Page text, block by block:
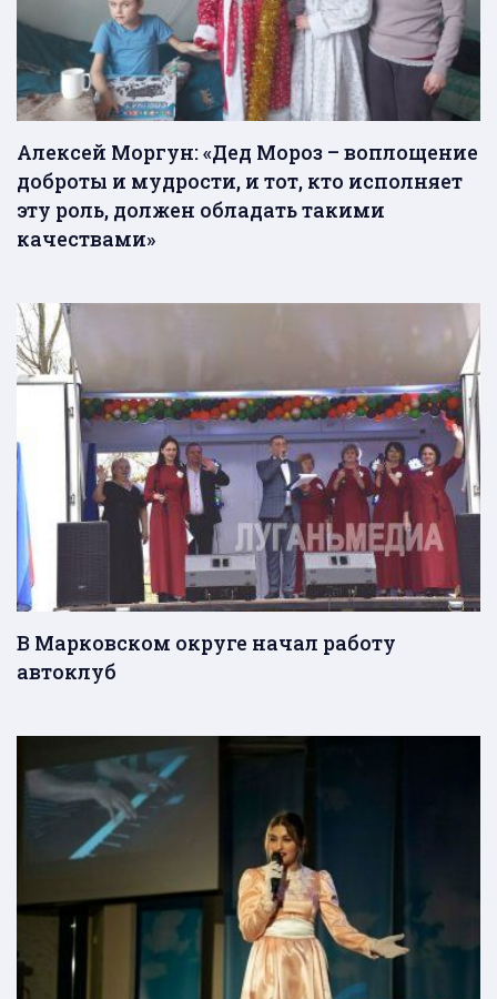
Алексей Моргун: «Дед Мороз – воплощение
доброты и мудрости, и тот, кто исполняет
эту роль, должен обладать такими
качествами»
В Марковском округе начал работу
автоклуб